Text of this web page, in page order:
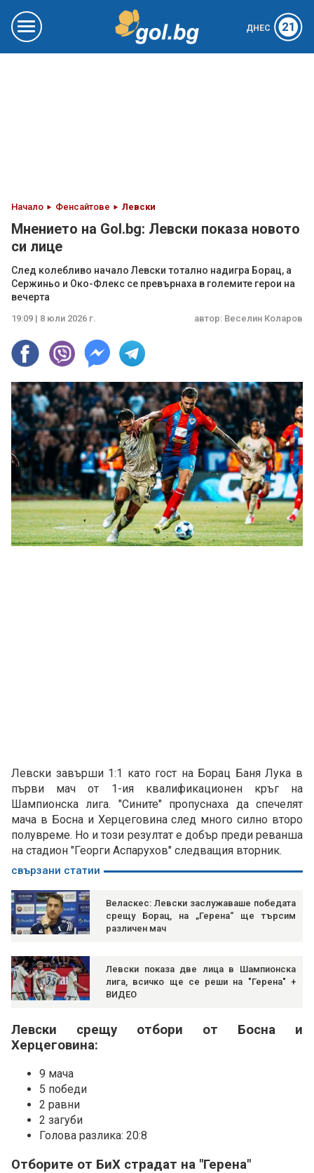
ДНЕС 21
Начало Фенсайтове Левски
Мнението на Gol.bg: Левски показа новото
си лице
След колебливо начало Левски тотално надигра Борац, а
Сержиньо и Око-Флекс се превърнаха в големите герои на
вечерта
19:09 | 8 юли 2026 г. автор: Веселин Коларов
Левски завърши 1:1 като гост на Борац Баня Лука в
първи мач от 1-ия квалификационен кръг на
Шампионска лига. "Сините" пропуснаха да спечелят
мача в Босна и Херцеговина след много силно второ
полувреме. Но и този резултат е добър преди реванша
на стадион "Георги Аспарухов" следващия вторник.
свързани статии
Веласкес: Левски заслужаваше победата
срещу Борац, на „Герена“ ще търсим
различен мач
Левски показа две лица в Шампионска
лига, всичко ще се реши на "Герена" +
ВИДЕО
Левски срещу отбори от Босна и
Херцеговина:
9 мача
5 победи
2 равни
2 загуби
Голова разлика: 20:8
Отборите от БиХ страдат на "Герена"